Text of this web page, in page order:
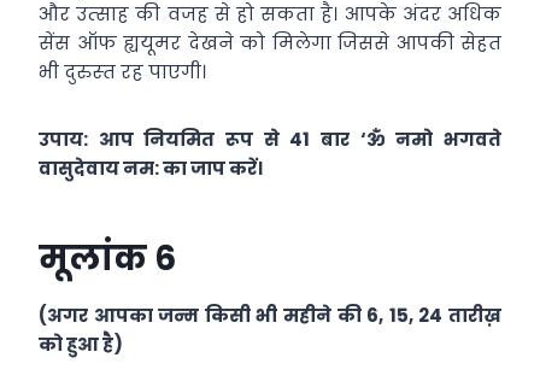
और उत्‍साह की वजह से हो सकता है। आपके अंदर अधिक
सेंस ऑफ ह्ययूमर देखने को मिलेगा जिससे आपकी सेहत
भी दुरुस्‍त रह पाएगी।
उपाय: आप नियमित रूप से 41 बार ‘ॐ नमो भगवते
वासुदेवाय नम: का जाप करें।
मूलांक 6
(अगर आपका जन्म किसी भी महीने की 6, 15, 24 तारीख़
को हुआ है)